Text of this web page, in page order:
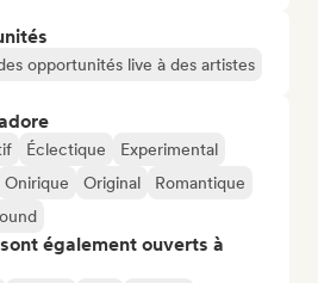
opportunités live à des artistes
Éclectique
Experimental
Onirique Original
Romantique
également ouverts à